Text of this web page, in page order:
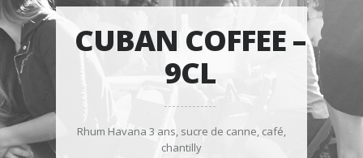
CUBAN COFFEE –
9CL
Rhum Havana 3 ans, sucre de canne, café,
chantilly